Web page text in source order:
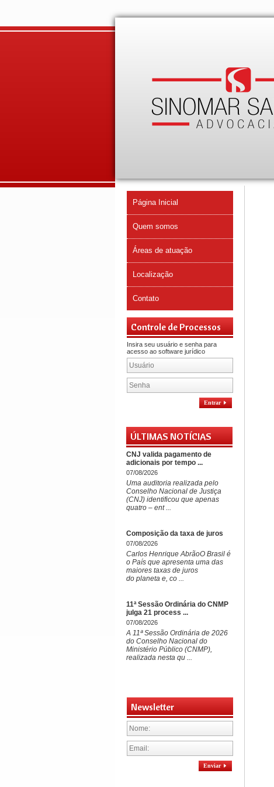
Página Inicial
Quem somos
Áreas de atuação
Localização
Contato
Controle de Processos
Insira seu usuário e senha para
acesso ao software jurídico
Entrar
ÚLTIMAS NOTÍCIAS
CNJ valida pagamento de
adicionais por tempo ...
07/08/2026
Uma auditoria realizada pelo
Conselho Nacional de Justiça
(CNJ) identificou que apenas
quatro – ent ...
Composição da taxa de juros
07/08/2026
Carlos Henrique AbrãoO Brasil é
o País que apresenta uma das
maiores taxas de juros
do planeta e, co ...
11ª Sessão Ordinária do CNMP
julga 21 process ...
07/08/2026
A 11ª Sessão Ordinária de 2026
do Conselho Nacional do
Ministério Público (CNMP),
realizada nesta qu ...
Newsletter
Enviar